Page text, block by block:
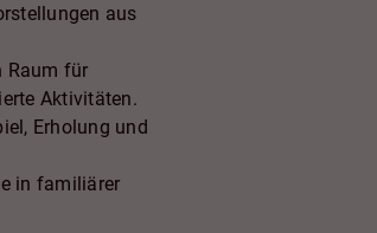
aus
Raum für
Aktivitäten.
Erholung und
in familiärer